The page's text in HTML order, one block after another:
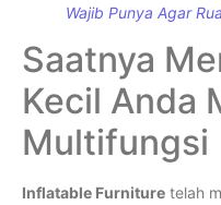
Wajib Punya Agar
Saatnya
Kecil Anda
Multifungsi
Inflatable Furniture telah